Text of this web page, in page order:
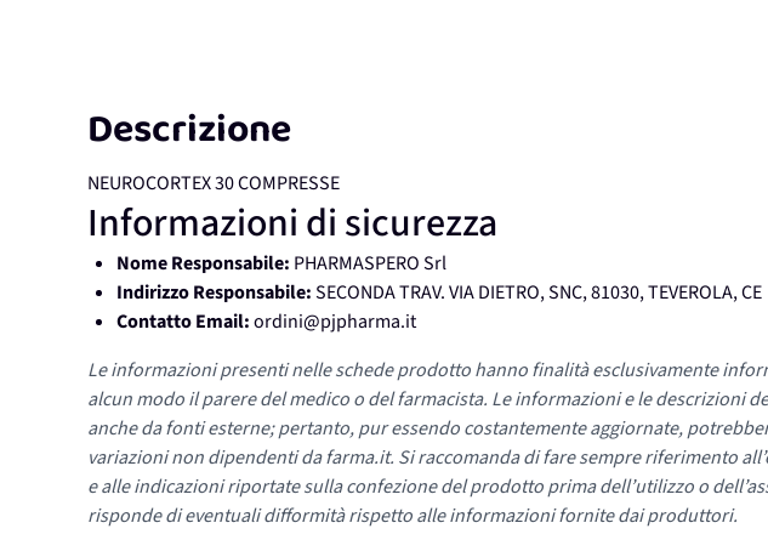
Descrizione
NEUROCORTEX 30 COMPRESSE
Informazioni di sicurezza
Nome Responsabile: PHARMASPERO Srl
Indirizzo Responsabile:SECONDA TRAV. VIA DIETRO, SNC, 81030, TEVEROLA, CE
Contatto Email:ordini@pjpharma.it
Le informazioni presenti nelle schede prodotto hanno finalità esclusivamente
alcun modo il parere del medico o del farmacista. Le informazioni e le descrizioni
anche da fonti esterne; pertanto, pur essendo costantemente aggiornate,
variazioni non dipendenti da farma.it. Si raccomanda di fare sempre riferimento
e alle indicazioni riportate sulla confezione del prodotto prima dell’utilizzo o
risponde di eventuali difformità rispetto alle informazioni fornite dai produttori.